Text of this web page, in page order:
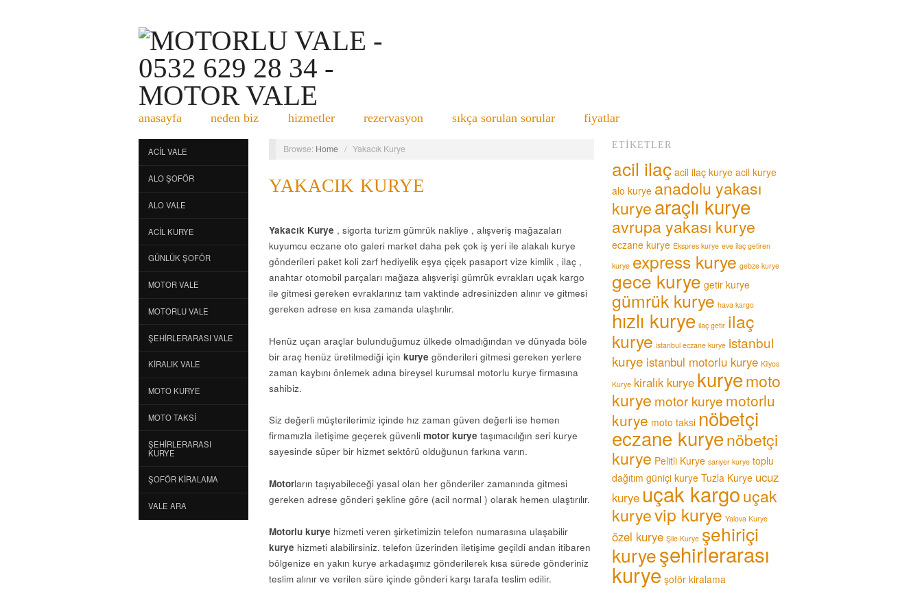
anasayfa neden biz hizmetler rezervasyon sıkça sorulan sorular fiyatlar
ACIL VALE
ALO ŞOFÖR
ALO VALE
ACIL KURYE
GÜNLÜK ŞOFÖR
MOTOR VALE
MOTORLU VALE
ŞEHIRLERARASI VALE
KIRALIK VALE
MOTO KURYE
MOTO TAKSI
ŞEHIRLERARASI
KURYE
ŞOFÖR KIRALAMA
VALE ARA
Browse: Home / Yakacık Kurye
YAKACIK KURYE
Yakacık Kurye , sigorta turizm gümrük nakliye , alışveriş mağazaları
kuyumcu eczane oto galeri market daha pek çok iş yeri ile alakalı kurye
gönderileri paket koli zarf hediyelik eşya çiçek pasaport vize kimlik , ilaç ,
anahtar otomobil parçaları mağaza alışverişi gümrük evrakları uçak kargo
ile gitmesi gereken evraklarınız tam vaktinde adresinizden alınır ve gitmesi
gereken adrese en kısa zamanda ulaştırılır.
Henüz uçan araçlar bulunduğumuz ülkede olmadığından ve dünyada böle
bir araç henüz üretilmediği için kurye gönderileri gitmesi gereken yerlere
zaman kaybını önlemek adına bireysel kurumsal motorlu kurye firmasına
sahibiz.
Siz değerli müşterilerimiz içinde hız zaman güven değerli ise hemen
firmamızla iletişime geçerek güvenli motor kurye taşımacılığın seri kurye
sayesinde süper bir hizmet sektörü olduğunun farkına varın.
Motorların taşıyabileceği yasal olan her gönderiler zamanında gitmesi
gereken adrese gönderi şekline göre (acil normal ) olarak hemen ulaştırılır.
Motorlu kurye hizmeti veren şirketimizin telefon numarasına ulaşabilir
kurye hizmeti alabilirsiniz. telefon üzerinden iletişime geçildi andan itibaren
bölgenize en yakın kurye arkadaşımız gönderilerek kısa sürede gönderiniz
teslim alınır ve verilen süre içinde gönderi karşı tarafa teslim edilir.
ETIKETLER
acil ilaç acil ilaç kurye acil kurye
alo kurye anadolu yakası
kuryearaçlı kurye
avrupa yakası kurye
eczane kurye Ekspres kurye eve ilaç getiren
kurye express kurye gebze kurye
gece kurye getir kurye
gümrük kurye hava kargo
hızlı kurye ilaç getir ilaç
kurye istanbul eczane kurye istanbul
kurye istanbul motorlu kurye Kilyos
Kurye kiralık kurye kuryemoto
kurye motor kurye motorlu
kurye moto taksi nöbetçi
eczane kuryenöbetçi
kurye Pelitli Kurye sarıyer kurye toplu
dağıtım güniçi kurye Tuzla Kurye ucuz
kurye uçak kargouçak
kuryevip kurye Yalova Kurye
özel kurye Şile Kurye şehiriçi
kuryeşehirlerarası
kurye şoför kiralama